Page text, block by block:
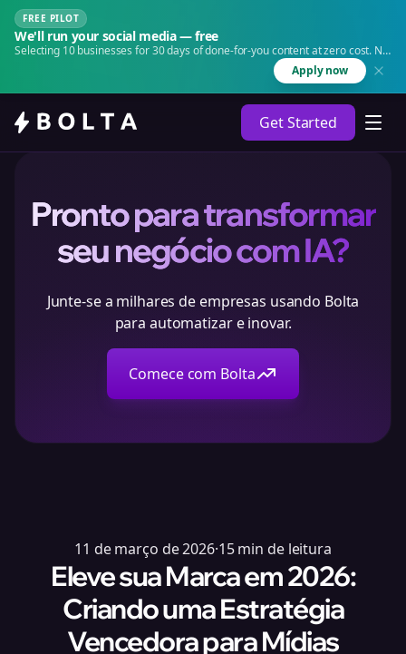
FREE PILOT
We'll run your social media — free
Selecting 10 businesses for 30 days of done-for-you content at zero cost. No
Apply now
Get Started
Pronto para transformar
seu negócio com IA?
Junte-se a milhares de empresas usando Bolta
para automatizar e inovar.
Comece com Bolta
11 de março de 2026·15 min de leitura
Eleve sua Marca em 2026:
Criando uma Estratégia
Vencedora para Mídias